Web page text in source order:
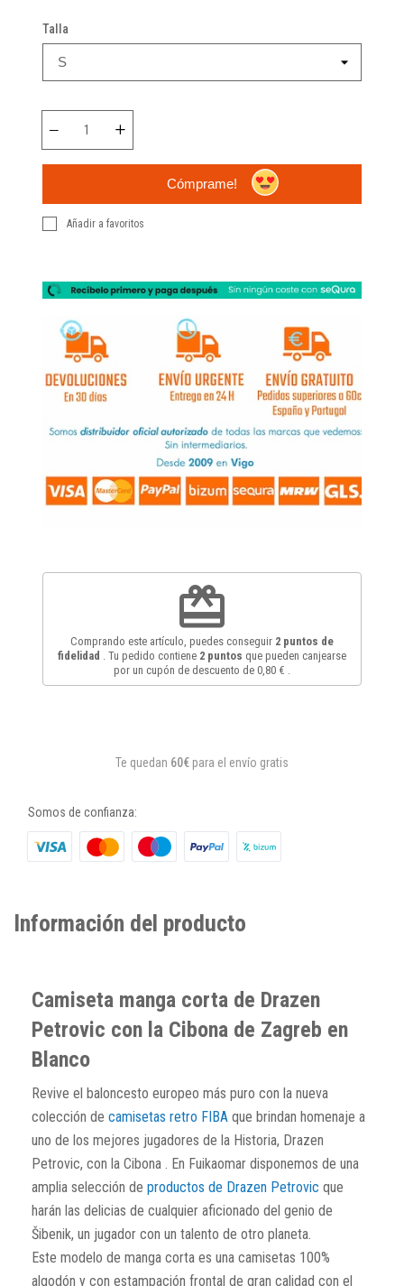
Talla
Cómprame!
Añadir a favoritos
redeem
Comprando este artículo, puedes conseguir 2 puntos de
fidelidad
. Tu pedido contiene 2 puntos que pueden canjearse
por un cupón de descuento de 0,80 €
Te quedan 60€ para el envío gratis
Somos de confianza:
Información del producto
Camiseta manga corta de Drazen
Petrovic con la Cibona de Zagreb en
Blanco
Revive el baloncesto europeo más puro con la nueva
colección de camisetas retro FIBA que brindan homenaje a
uno de los mejores jugadores de la Historia, Drazen
Petrovic, con la Cibona . En Fuikaomar disponemos de una
amplia selección de productos de Drazen Petrovic que
harán las delicias de cualquier aficionado del genio de
Šibenik, un jugador con un talento de otro planeta.
Este modelo de manga corta es una camisetas 100%
algodón y con estampación frontal de gran calidad con el